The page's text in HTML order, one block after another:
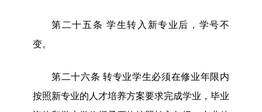
第 二十五条 学生转入新专业后，学号不
变。
第二十六条 转专业学生必须在修业年限内
按照新专业的人才培养方案要求完成学业，毕业